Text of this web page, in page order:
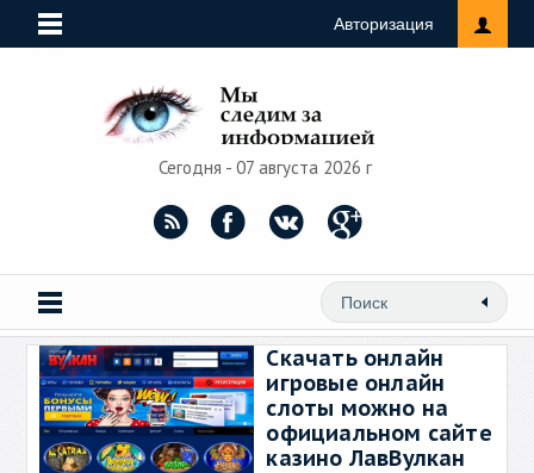
Авторизация
Сегодня - 07 августа 2026 г
Скачать онлайн
игровые онлайн
слоты можно на
официальном сайте
казино ЛавВулкан